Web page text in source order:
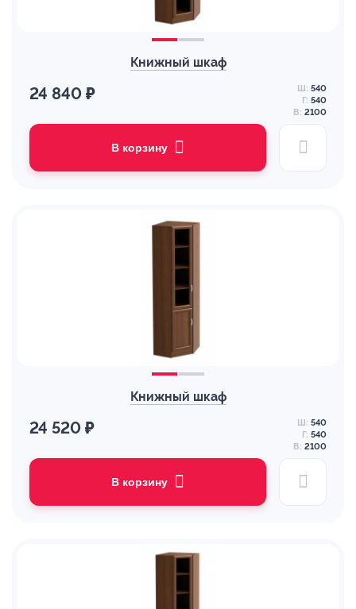
Книжный шкаф
24 840 ₽ Ш: 540
Г: 540
В: 2100
В корзину
Книжный шкаф
24 520 ₽ Ш: 540
Г: 540
В: 2100
В корзину